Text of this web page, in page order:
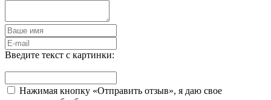
Введите текст с картинки:
Нажимая кнопку «Отправить отзыв», я даю свое